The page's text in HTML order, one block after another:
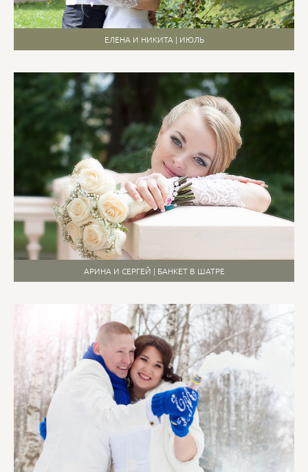
ЕЛЕНА И НИКИТА | ИЮЛЬ
АРИНА И СЕРГЕЙ | БАНКЕТ В ШАТРЕ